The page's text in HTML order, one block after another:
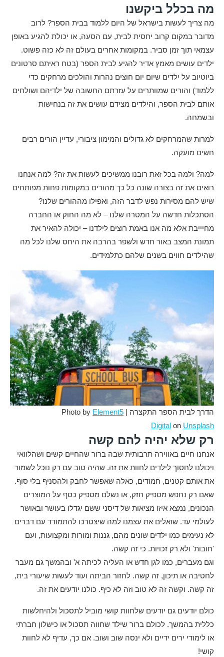
מה בכלל ביקשנו
מה צריך לעשות בישראל של היום ללמוד בבית הספר? לרוב
מדובר במקום קרוב יחסית לבית, עם הסעה, או יכולת להגיע באופן
עצמאי תוך זמן סביר. במקומות אחרים בעולם זה לא כזה פשוט.
ילדים עושים מאמץ אדיר להגיע לבית הספר (בטח ראיתם סרטונים
ביוטיוב על ילדים שיום יום חוצים נהרות והולכים מרחקים כדי
ללמוד) והורים שמוותרים על עזרתם החשובה של ילדיהם ושולחים
אותם לבית הספר, והילדים מצידם עושים את זה בנחישות
ובשמחה.
למרות שהמרחקים לא גדולים והמימון ציבורי, עדיין הורים רבים
חשים מועקה.
למה? ולמה בכל זאת רובנו ממשיכים לעשות את זה? למה אנחנו
רואים את זה בצורה שונה כל כך מהורים במקומות פחות מפותחים
שיש להם מסירות נפש לדבר הזה, ואפילו מההורים שלנו?
הסתכלות חדשה על המטרה שלנו – לא מה החוק או החברה
מחיייבת אלא מה אנו באמת רוצים לילדנו – יכולה להאיר את
תמונת המצב באור חדש ולשפר בהרבה את היחס שלנו לכל מה
שהילדים חווים בשנים שלהם כתלמידים.
הדרך לבית הספר התקצרה | Photo by Element5
Digital on Unsplash
רק שלא יהיה להם קשה
אנחנו חיים באווירה תרבותית שבה ברור שהחיים קשים ושהלוואי
ויכולנו לחסוך לילדים לחוות את זה. שהיה טוב עם רק נוכל לשמור
את אותם קטנים, חמודים, כאלה שאפשר לחבק ולהסניף בלי סוף.
שאם רק נחפש מספיק חזק, או נשלם מספיק כסף על המוצרים
הנכונים, נמצא איזו מציאות של דיסני ששם יגדלו בעושר ובאושר
לעולמי עד. שואלים את עצמנו למה שיצטרכו להתמודד עם דברים
לא נעימים כמו ילדים שונים מהם, גננות ומורות ומקצועות, ועם
'חובות' ולא רק זכויות. כי זה קשה.
וגם מעברים, כמו לגן חדש או העליה לכיתה א' ובהמשך גם מעבר
לחטיבה או תיכון, זה קשה. לחזור הביתה ועוד לעשות שיעורי בית,
זה קשה. וקשה זה לא טוב וזה לא כיף. כולנו יודעים את זה.
כולם יודעים גם יודעים שלחוות קושי מוביל לתסכול ולהיחלשות
כללית בהמשך. לכולם ברור שילד שחווה תסכול או כישלון חברתי
או לימודי ירים ידיים ולא ינסה שוב ושוב. אם כך, עדיף לא לחוות
קושי!